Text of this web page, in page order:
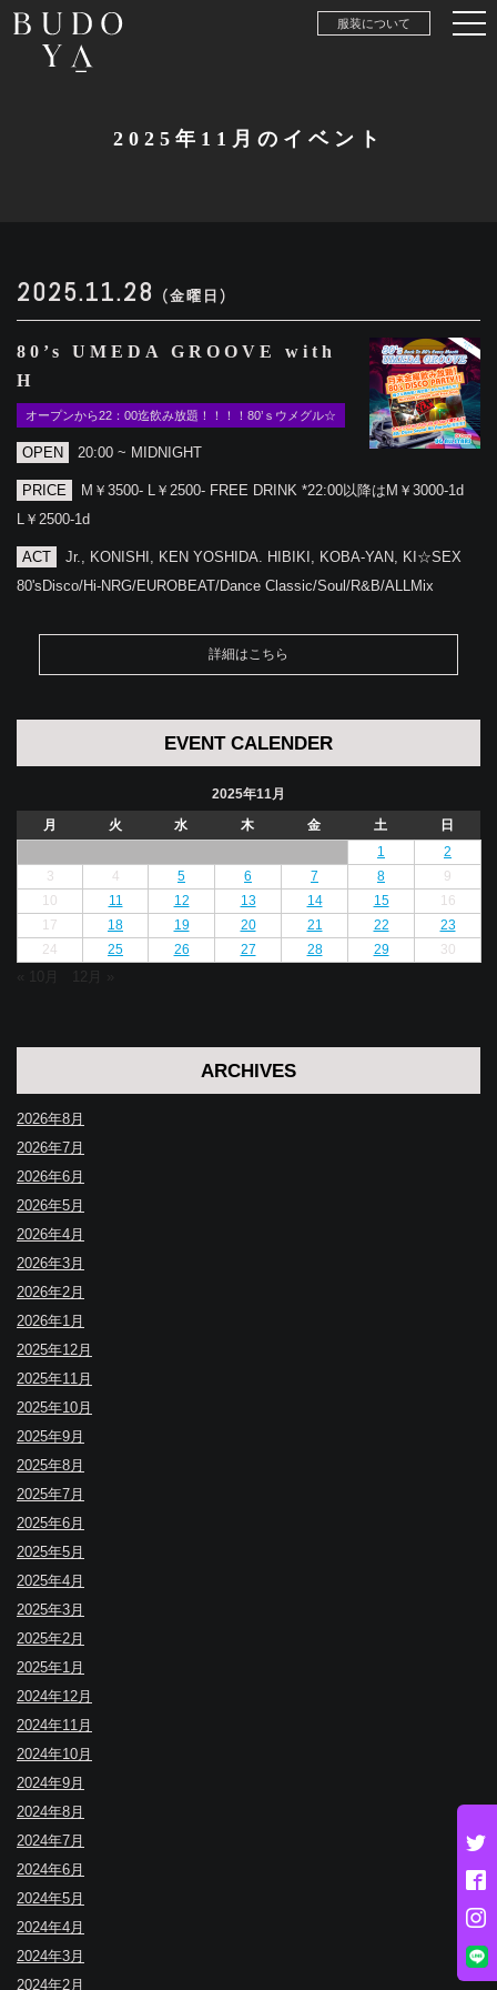
服装について
2025年11月のイベント
2025.11.28 (金曜日)
80’s UMEDA GROOVE with
H
オープンから22：00迄飲み放題！！！！80’ｓウメグル☆
OPEN 20:00 ~ MIDNIGHT
PRICE
M￥3500- L￥2500- FREE DRINK *22:00以降はM￥3000-1d
L￥2500-1d
ACT
Jr., KONISHI, KEN YOSHIDA. HIBIKI, KOBA-YAN, KI☆SEX
80'sDisco/Hi-NRG/EUROBEAT/Dance Classic/Soul/R&B/ALLMix
詳細はこちら
EVENT CALENDER
2025年11月
月
火 水 木 金 土
日
1
2
3
4 5 6 7 8
9
10
11 12 13 14 15
16
17
18 19 20 21 22
23
24
25 26 27 28 29 30
« 10月 12月 »
ARCHIVES
2026年8月
2026年7月
2026年6月
2026年5月
2026年4月
2026年3月
2026年2月
2026年1月
2025年12月
2025年11月
2025年10月
2025年9月
2025年8月
2025年7月
2025年6月
2025年5月
2025年4月
2025年3月
2025年2月
2025年1月
2024年12月
2024年11月
2024年10月
2024年9月
2024年8月
2024年7月
2024年6月
2024年5月
2024年4月
2024年3月
2024年2月